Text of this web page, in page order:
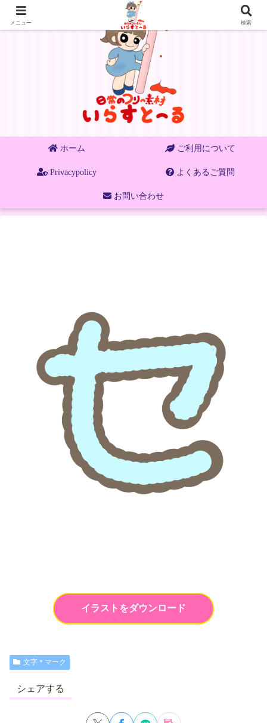
ホーム ご利用について
Privacypolicy よくあるご質問
お問い合わせ
イラストをダウンロード
文字＊マーク
シェアする
メニュー 検索